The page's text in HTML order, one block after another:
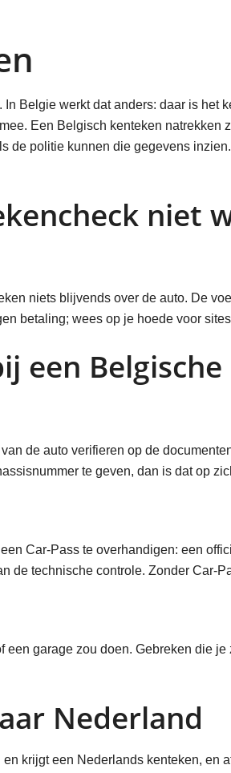
Belgie werkt dat anders: daar is het
Een Belgisch kenteken natrekken
de politie kunnen die gegevens
niet
niets blijvends over de auto. De
betaling; wees op je hoede voor
een Belgische
de auto verifieren op de
te geven, dan is dat op
Car-Pass te overhandigen: een
de technische controle. Zonder Car-
garage zou doen. Gebreken die
Nederland
krijgt een Nederlands kenteken, en